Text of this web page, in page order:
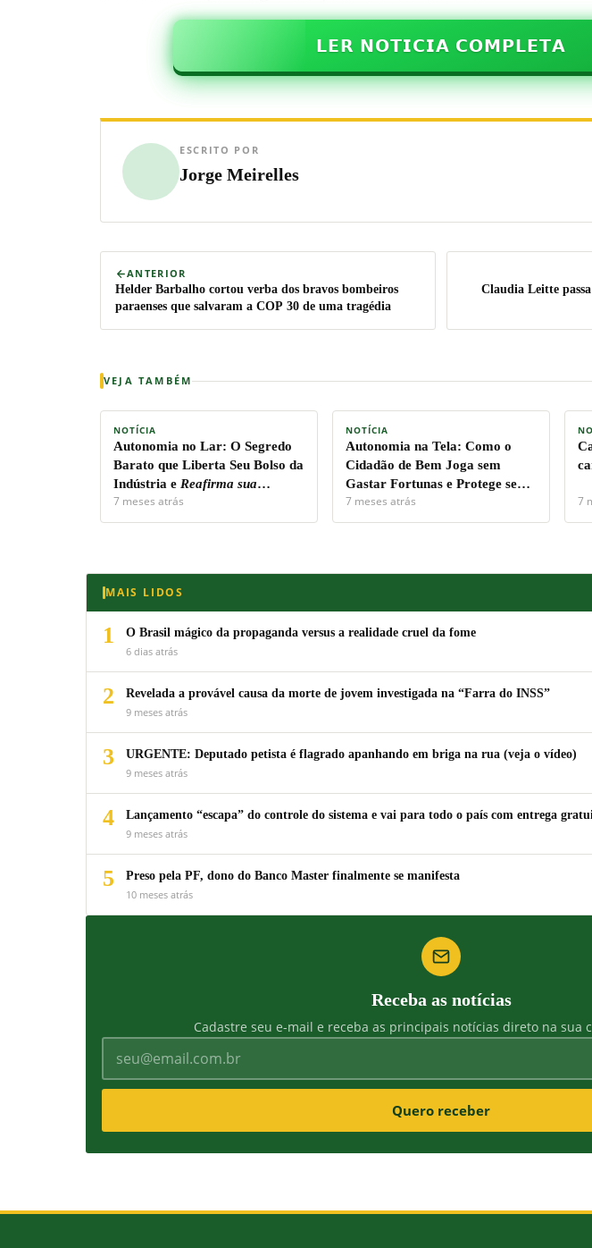
𝗟𝗘𝗥 𝗡𝗢𝗧𝗜𝗖𝗜𝗔 𝗖𝗢𝗠𝗣𝗟𝗘𝗧𝗔
ESCRITO POR
Jorge Meirelles
ANTERIOR
Helder Barbalho cortou verba dos bravos bombeiros
paraenses que salvaram a COP 30 de uma tragédia
Claudia Leitte
VEJA TAMBÉM
NOTÍCIA
Autonomia no Lar: O Segredo
Barato que Liberta Seu Bolso da
Indústria e Reafirma sua
Soberania Pessoal!
7 meses atrás
NOTÍCIA
Autonomia na Tela: Como o
Cidadão de Bem Joga sem
Gastar Fortunas e Protege seu
Capital.
7 meses atrás 7
MAIS LIDOS
1
O Brasil mágico da propaganda versus a realidade cruel da fome
6 dias atrás
2
Revelada a provável causa da morte de jovem investigada na “Farra do INSS”
9 meses atrás
3
URGENTE: Deputado petista é flagrado apanhando em briga na rua (veja o vídeo)
9 meses atrás
4
Lançamento “escapa” do controle do sistema e vai para todo o país com entrega
9 meses atrás
5
Preso pela PF, dono do Banco Master finalmente se manifesta
10 meses atrás
Receba as notícias
Cadastre seu e-mail e receba as principais notícias direto na sua
Quero receber